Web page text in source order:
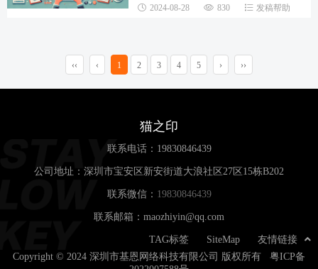
段。软文发布因其成本低、周期长且能够在
2024-08-28 830 发稿帮助
‹‹ ‹ 1 2 3 4 5 › ››
猫之印
联系电话： 19830846439
公司地址：深圳市宝安区新安街道大浪社区27区15栋B202
联系微信： 19830846439
联系邮箱：maozhiyin@qq.com
友情链接
SiteMap
TAG标签
Copyright © 2024 深圳市基恩网络科技有限公司 版权所有 粤ICP备